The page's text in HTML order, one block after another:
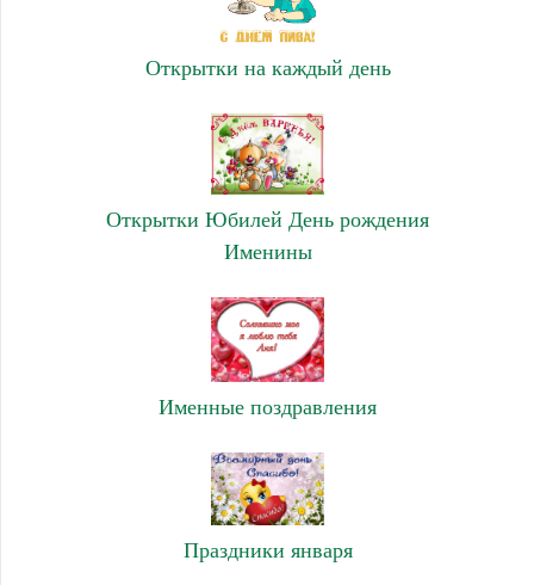
Открытки на каждый день
Открытки Юбилей День рождения
Именины
Именные поздравления
Праздники января